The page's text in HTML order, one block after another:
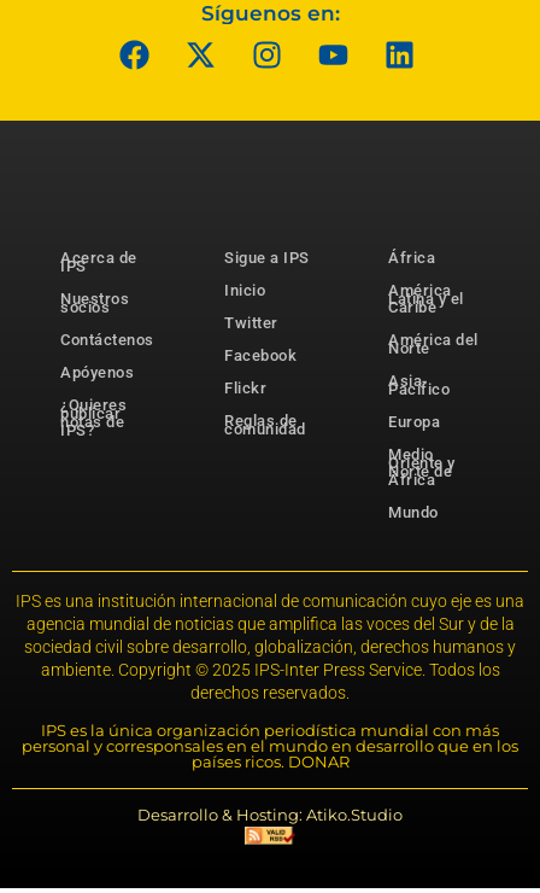
Síguenos en:
Acerca de
IPS
Nuestros
socios
Contáctenos
Apóyenos
¿Quieres
publicar
notas de
IPS?
Sigue a IPS
Inicio
Twitter
Facebook
Flickr
Reglas de
comunidad
África
América
Latina y el
Caribe
América del
Norte
Asia-
Pacífico
Europa
Medio
Oriente y
Norte de
África
Mundo
IPS es una institución internacional de comunicación cuyo eje es una
agencia mundial de noticias que amplifica las voces del Sur y de la
sociedad civil sobre desarrollo, globalización, derechos humanos y
ambiente. Copyright © 2025 IPS-Inter Press Service. Todos los
derechos reservados.
IPS es la única organización periodística mundial con más
personal y corresponsales en el mundo en desarrollo que en los
países ricos. DONAR
Desarrollo & Hosting: Atiko.Studio